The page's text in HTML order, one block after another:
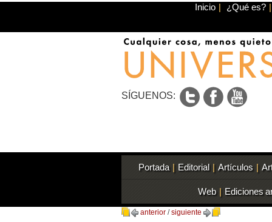
Inicio | ¿Qué es? |
SÍGUENOS:
Portada | Editorial | Artículos |
Web | Ediciones
anterior /siguiente